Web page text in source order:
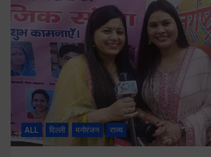
ALL दिल्ली मनोरंजन राज्य